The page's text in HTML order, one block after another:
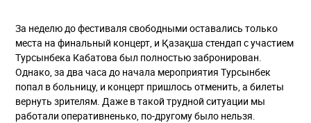
За неделю до фестиваля свободными оставались только
места на финальный концерт, и Қазақша стендап с участием
Турсынбека Кабатова был полностью забронирован.
Однако, за два часа до начала мероприятия Турсынбек
попал в больницу, и концерт пришлось отменить, а билеты
вернуть зрителям. Даже в такой трудной ситуации мы
работали оперативненько, по-другому было нельзя.